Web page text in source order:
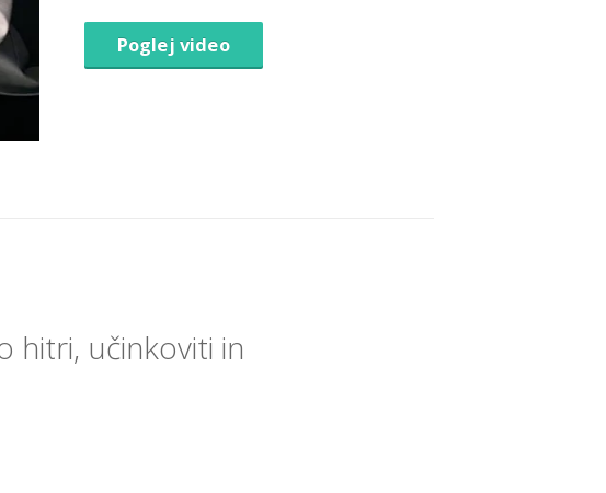
Poglej video
hitri, učinkoviti in